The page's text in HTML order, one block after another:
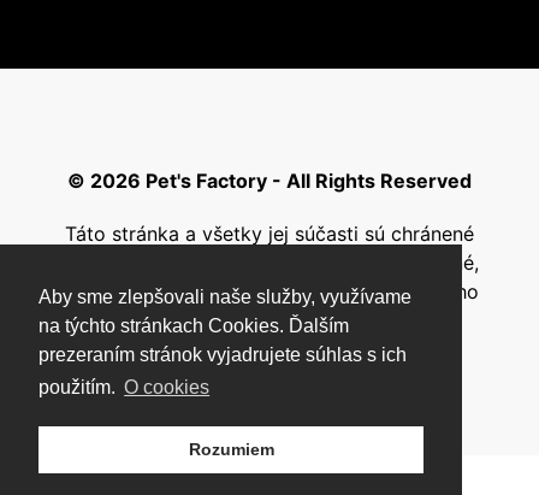
Aby sme zlepšovali naše služby, využívame
na týchto stránkach Cookies. Ďalším
prezeraním stránok vyjadrujete súhlas s ich
použitím. O cookies
Rozumiem
© 2026 Pet's Factory - All Rights Reserved
Táto stránka a všetky jej súčasti sú chránené
autorským zákonom a nesmú byť kopírované,
rozmnožované ani inak šírené bez písomného
súhlasu autora.